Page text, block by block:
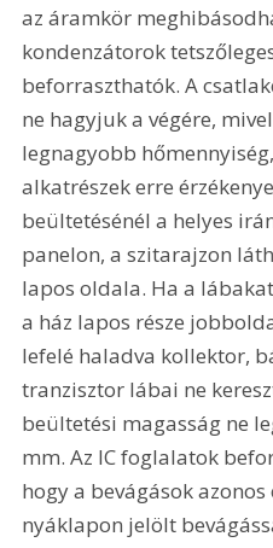
az áramkör
kondenzátorok
beforraszthatók. A
ne hagyjuk a végére,
legnagyobb
alkatrészek erre
beültetésénél a helyes
panelon, a szitarajzon
lapos oldala. Ha a
a ház lapos része
lefelé haladva kollektor,
tranzisztor lábai ne
beültetési magasság ne
mm. Az IC foglalatok
hogy a bevágások
nyáklapon jelölt